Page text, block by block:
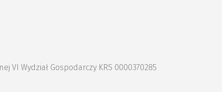
VI Wydział Gospodarczy KRS 0000370285